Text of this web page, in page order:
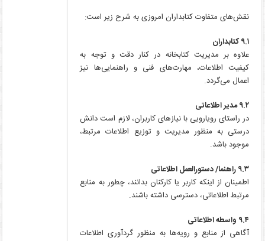
نقش‌های متفاوت کتابداران امروزی به شرح زیر است:
۹.۱ کتابداران
علاوه بر مدیریت کتابخانه در کنار دقت و توجه به
کیفیت اطلاعات، مهارت‌های فنی و راهنمایی‌ها نیز
اعمال می‌گردد.
۹.۲ مدیر اطلاعاتی
در راستای رویارویی با نیازهای کاربران، لازم است دانش
درستی به منظور مدیریت و توزیع اطلاعات مرتبط،
موجود باشد.
۹.۳ راهنما/ دستورالعمل اطلاعاتی
اطمینان از اینکه کاربر یا کارکنان بدانند، چطور به منابع
مرتبط اطلاعاتی، دسترسی داشته باشند.
۹.۴ واسطه اطلاعاتی
آگاهی از منابع و رویه‌ها به منظور گردآوری اطلاعات